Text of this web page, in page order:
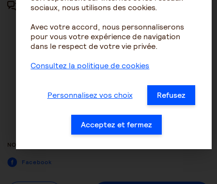
FORUM
MENTIONS LÉGALES
PLAN DU SITE
CONDITIONS GÉNÉRALES
GESTION DES COOKIES
ACCESSIBILITÉ : NON
CONFORME
NOUS SUIVRE
Facebook
sociaux, nous utilisons des cookies.
Avec votre accord, nous personnaliserons
pour vous votre expérience de navigation
dans le respect de votre vie privée.
Consultez la politique de cookies
Personnalisez vos choix Refusez
Acceptez et fermez